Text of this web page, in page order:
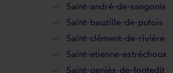
Saint-andré-de-sangonis
Saint-bauzille-de-putois
Saint-clément-de-rivière
Saint-etienne-estréchoux
Saint-geniès-de-fontedit